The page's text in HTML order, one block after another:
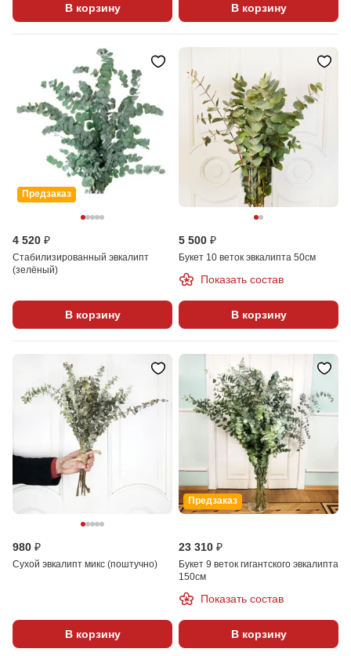
В корзину В корзину
Предзаказ
4 520 ₽
Стабилизированный эвкалипт
(зелёный)
В корзину
5 500 ₽
Букет 10 веток эвкалипта 50см
Показать состав
В корзину
980 ₽
Сухой эвкалипт микс (поштучно)
В корзину
Предзаказ
23 310 ₽
Букет 9 веток гигантского эвкалипта
150см
Показать состав
В корзину